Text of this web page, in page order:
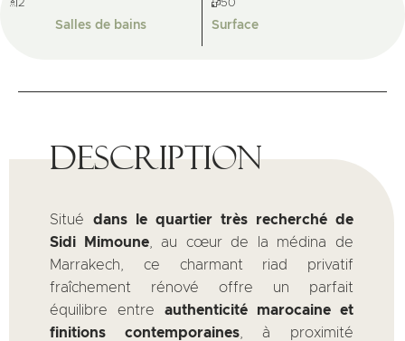
2
Salles de bains
50
Surface
Description
Situé dans le quartier très recherché de
Sidi Mimoune, au cœur de la médina de
Marrakech, ce charmant riad privatif
fraîchement rénové offre un parfait
équilibre entre authenticité marocaine et
finitions contemporaines, à proximité